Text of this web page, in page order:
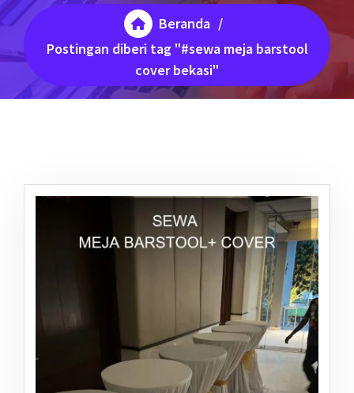
Beranda /
Postingan diberi tag "#sewa meja barstool
cover bekasi"